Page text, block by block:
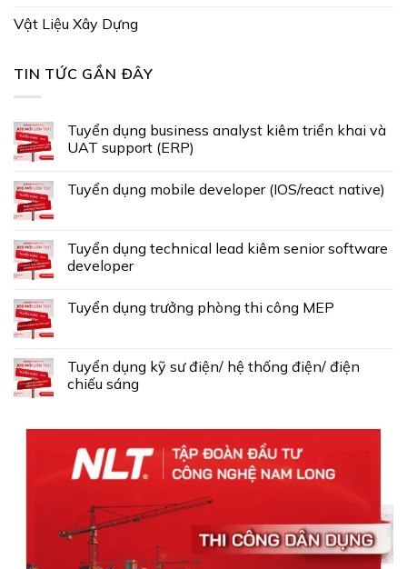
Vật Liệu Xây Dựng
TIN TỨC GẦN ĐÂY
Tuyển dụng business analyst kiêm triển khai và
UAT support (ERP)
Tuyển dụng mobile developer (IOS/react native)
Tuyển dụng technical lead kiêm senior software
developer
Tuyển dụng trưởng phòng thi công MEP
Tuyển dụng kỹ sư điện/ hệ thống điện/ điện
chiếu sáng